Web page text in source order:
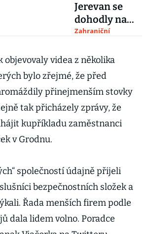
Jerevan se
dohodly na
dalším
ekonomů
vyzvalo
Američany,
aby nevolili
Trumpa
Zahraniční
objevovaly videa z několika
bylo zřejmé, že před
přinejmenším stovky
tak přicházely zprávy, že
kupříkladu zaměstnanci
v Grodnu.
společností údajně přijeli
bezpečnostních složek a
Řada menších firem podle
dala lidem volno. Poradce